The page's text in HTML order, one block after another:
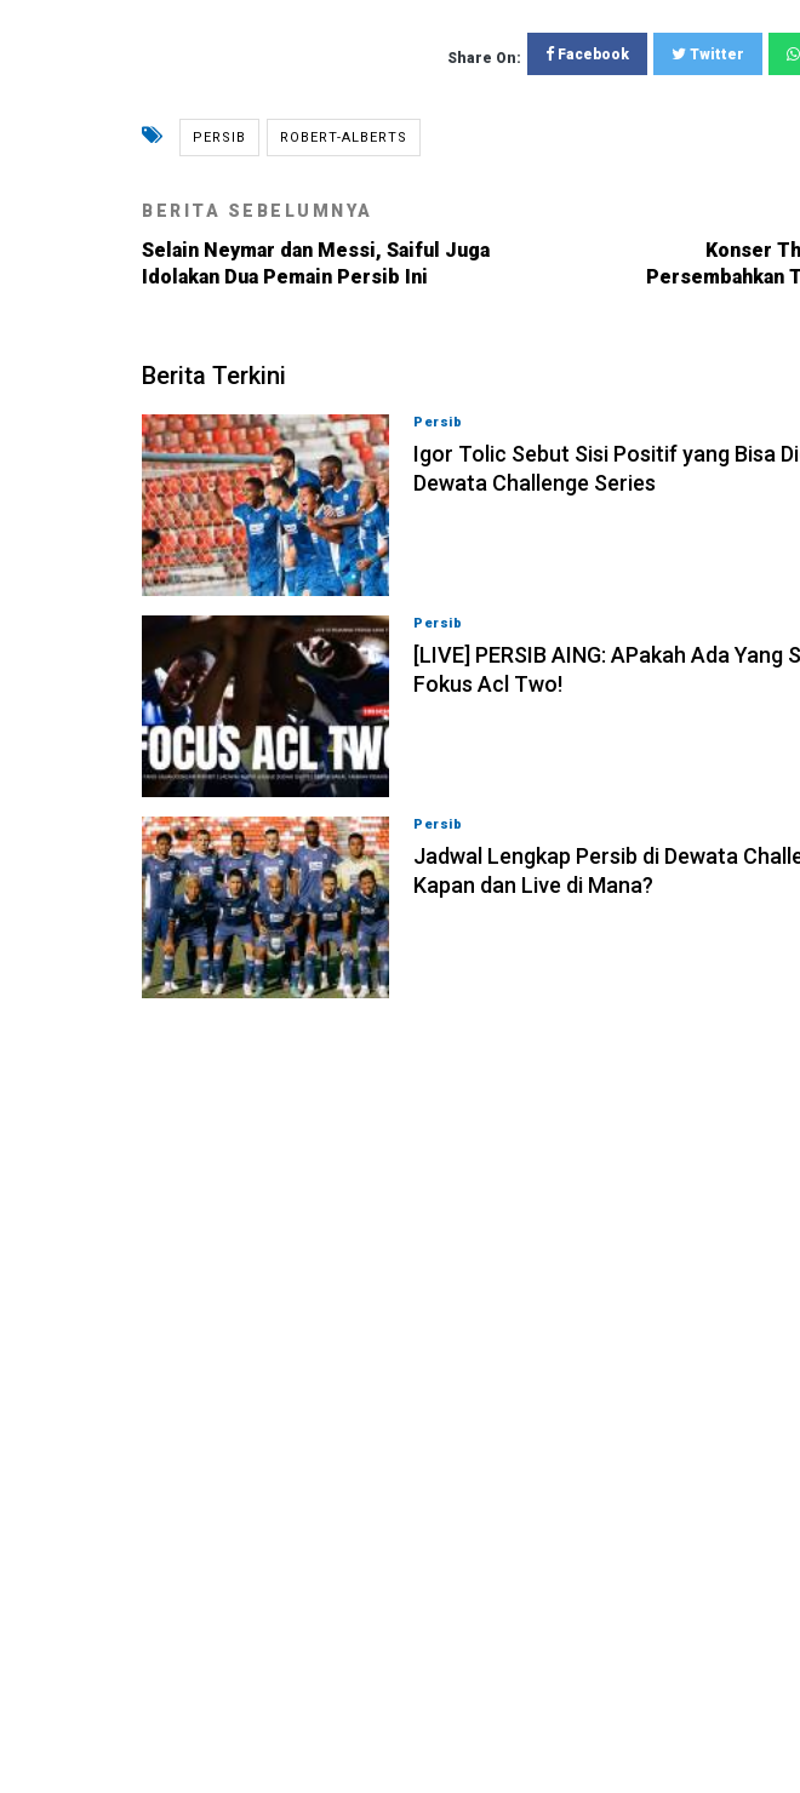
Share On: Facebook Twitter
PERSIB ROBERT-ALBERTS
BERITA SEBELUMNYA
Selain Neymar dan Messi, Saiful Juga
Idolakan Dua Pemain Persib Ini
Konser
Persembahkan
Berita Terkini
Persib
Igor Tolic Sebut Sisi Positif yang Bisa
Dewata Challenge Series
Persib
[LIVE] PERSIB AING: APakah Ada Yang
Fokus Acl Two!
Persib
Jadwal Lengkap Persib di Dewata
Kapan dan Live di Mana?